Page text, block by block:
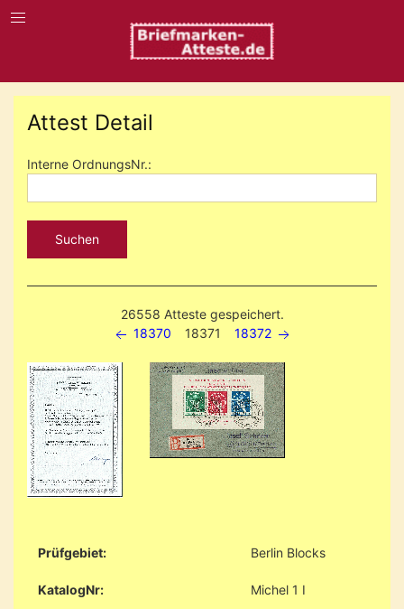
Attest Detail
Interne OrdnungsNr.:
Suchen
26558 Atteste gespeichert.
18370
18371 18372
Prüfgebiet: Berlin Blocks
KatalogNr: Michel 1 I